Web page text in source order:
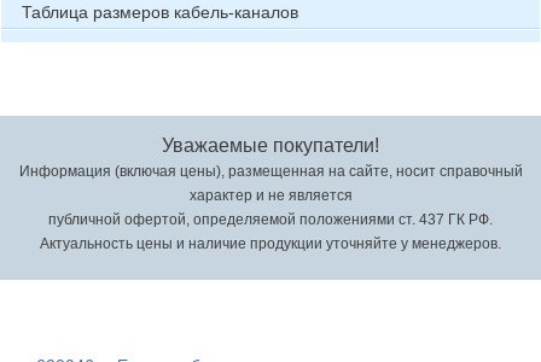
Таблица размеров кабель-каналов
Уважаемые покупатели!
Информация (включая цены), размещенная на сайте, носит справочный
характер и не является
публичной офертой, определяемой положениями ст. 437 ГК РФ.
Актуальность цены и наличие продукции уточняйте у менеджеров.